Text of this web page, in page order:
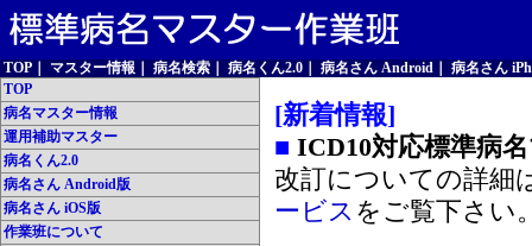
TOP マスター情報 病名検索 病名くん2.0 病名さん Android
病名さん
TOP
病名マスター情報
運用補助マスター
病名くん2.0
病名さん Android版
病名さん iOS版
作業班について
[新着情報]
■ ICD10対応標準病
改訂についての詳細
ービス をご覧下さい